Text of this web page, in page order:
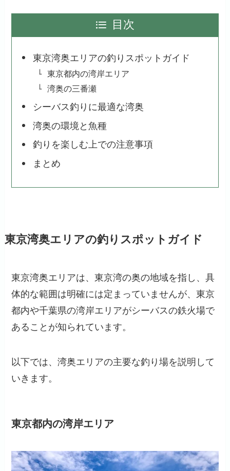
目次
東京湾奥エリアの釣りスポットガイド
東京都内の湾岸エリア
湾奥の三番瀬
シーバス釣りに最適な湾奥
湾奥の環境と魚種
釣りを楽しむ上での注意事項
まとめ
東京湾奥エリアの釣りスポットガイド
東京湾奥エリアは、東京湾の奥の地域を指し、具
体的な範囲は明確には定まっていませんが、東京
都内や千葉県の湾岸エリアがシーバスの鉄火場で
あることが知られています。
以下では、湾奥エリアの主要な釣り場を説明して
いきます。
東京都内の湾岸エリア